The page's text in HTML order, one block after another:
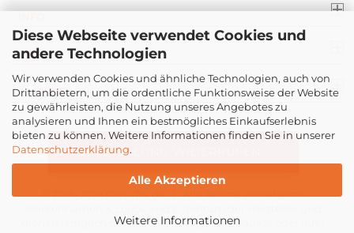
Diese Webseite verwendet Cookies und
andere Technologien
Wir verwenden Cookies und ähnliche Technologien, auch von
Drittanbietern, um die ordentliche Funktionsweise der Website
zu gewährleisten, die Nutzung unseres Angebotes zu
analysieren und Ihnen ein bestmögliches Einkaufserlebnis
bieten zu können. Weitere Informationen finden Sie in unserer
Datenschutzerklärung.
Alle Akzeptieren
Weitere Informationen
RECHT
ZAHLUNG
BESTELLUNG WIDERRUFEN
© 2016-2026Com-Tra.de| Alle Rechte vorbehalten
dienen lediglich der Beschreibung der Produkte oder ihrer